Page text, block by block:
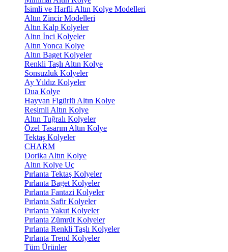
İsimli ve Harfli Altın Kolye Modelleri
Altın Zincir Modelleri
Altın Kalp Kolyeler
Altın İnci Kolyeler
Altın Yonca Kolye
Altın Baget Kolyeler
Renkli Taşlı Altın Kolye
Sonsuzluk Kolyeler
Ay Yıldız Kolyeler
Dua Kolye
Hayvan Figürlü Altın Kolye
Resimli Altın Kolye
Altın Tuğralı Kolyeler
Özel Tasarım Altın Kolye
Tektaş Kolyeler
CHARM
Dorika Altın Kolye
Altın Kolye Uç
Pırlanta Tektaş Kolyeler
Pırlanta Baget Kolyeler
Pırlanta Fantazi Kolyeler
Pırlanta Safir Kolyeler
Pırlanta Yakut Kolyeler
Pırlanta Zümrüt Kolyeler
Pırlanta Renkli Taşlı Kolyeler
Pırlanta Trend Kolyeler
Tüm Ürünler